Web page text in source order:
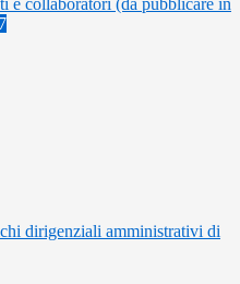
e collaboratori (da pubblicare in
dirigenziali amministrativi di